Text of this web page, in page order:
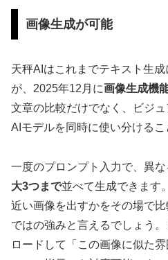
画像生成が可能
天秤AIはこれまでテキスト生
が、2025年12月に画像生成機
文章の比較だけでなく、ビジ
AIモデルを同時に使い分けるこ
一度のプロンプト入力で、異
大3つまで並べて生成できます
近い画像を出すかをその場で
ではの強みと言えるでしょう
ロードして「この画像に似た